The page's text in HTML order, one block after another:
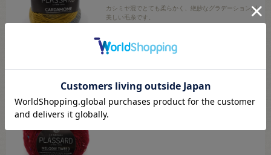
カシミヤ混でとても柔らかく、絶妙なグラデーションが
美しい毛糸です。
毛糸 Plassard-プラッサー- MELODIE
TWEED・メロディーツイード 色番84